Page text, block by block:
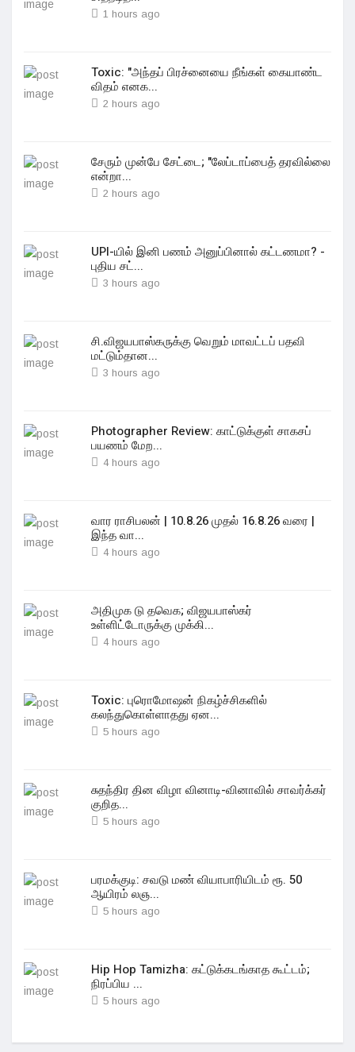
1 hours ago
Toxic: "அந்தப் பிரச்னையை நீங்கள் கையாண்ட
விதம் எனக...
2 hours ago
சேரும் முன்பே சேட்டை; "லேப்டாப்பைத் தரவில்லை
என்றா...
2 hours ago
UPI-யில் இனி பணம் அனுப்பினால் கட்டணமா? -
புதிய சட்...
3 hours ago
சி.விஜயபாஸ்கருக்கு வெறும் மாவட்டப் பதவி
மட்டும்தான...
3 hours ago
Photographer Review: காட்டுக்குள் சாகசப்
பயணம் மேற...
4 hours ago
வார ராசிபலன் | 10.8.26 முதல் 16.8.26 வரை |
இந்த வா...
4 hours ago
அதிமுக டு தவெக; விஜயபாஸ்கர்
உள்ளிட்டோருக்கு முக்கி...
4 hours ago
Toxic: புரொமோஷன் நிகழ்ச்சிகளில்
கலந்துகொள்ளாதது ஏன...
5 hours ago
சுதந்திர தின விழா வினாடி-வினாவில் சாவர்க்கர்
குறித...
5 hours ago
பரமக்குடி: சவடு மண் வியாபாரியிடம் ரூ. 50
ஆயிரம் லஞ...
5 hours ago
Hip Hop Tamizha: கட்டுக்கடங்காத கூட்டம்;
நிரப்பிய ...
5 hours ago